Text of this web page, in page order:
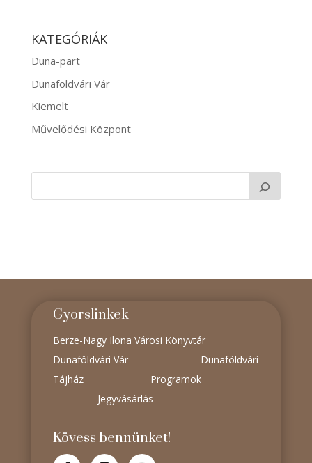
KATEGÓRIÁK
Duna-part
Dunaföldvári Vár
Kiemelt
Művelődési Központ
Gyorslinkek
Berze-Nagy Ilona Városi Könyvtár
Dunaföldvári Vár
Dunaföldvári
Tájház
Programok
Jegyvásárlás
Kövess bennünket!